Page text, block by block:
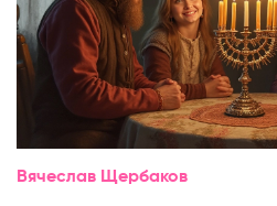
Вячеслав Щербаков